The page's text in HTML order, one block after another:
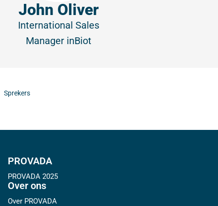
John Oliver
International Sales
Manager inBiot
Sprekers
PROVADA
PROVADA 2025
Over ons
Over PROVADA